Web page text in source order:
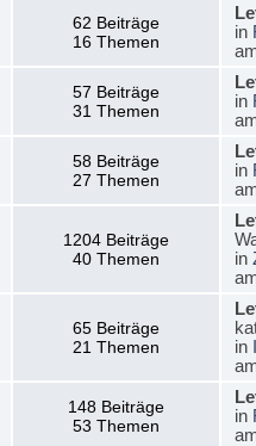
62 Beiträge
16 Themen
in
57 Beiträge
31 Themen
in
58 Beiträge
27 Themen
in
1204 Beiträge
40 Themen
in
65 Beiträge
21 Themen
in
148 Beiträge
53 Themen
in